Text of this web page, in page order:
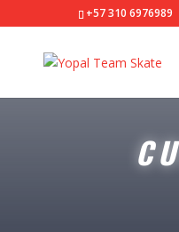
+57 310 6976989